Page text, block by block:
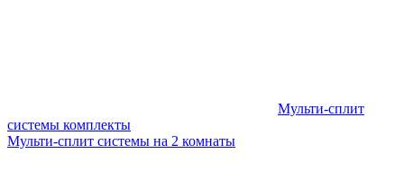
Мульти-сплит
системы комплекты
Мульти-сплит системы на 2 комнаты